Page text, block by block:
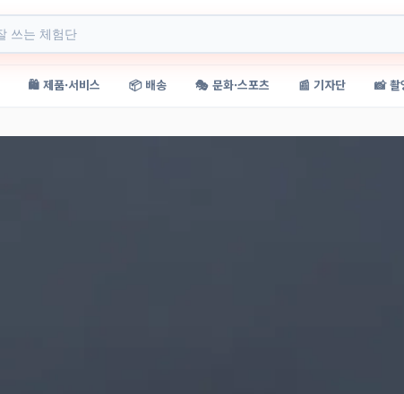
🛍️ 제품·서비스 📦 배송 🎭 문화·스포츠 📰 기자단 📸 촬